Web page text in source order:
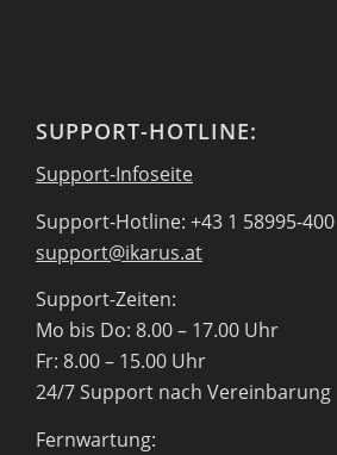
SUPPORT-HOTLINE:
Support-Infoseite
Support-Hotline: +43 1 58995-400
support@ikarus.at
Support-Zeiten:
Mo bis Do: 8.00 – 17.00 Uhr
Fr: 8.00 – 15.00 Uhr
24/7 Support nach Vereinbarung
Fernwartung: